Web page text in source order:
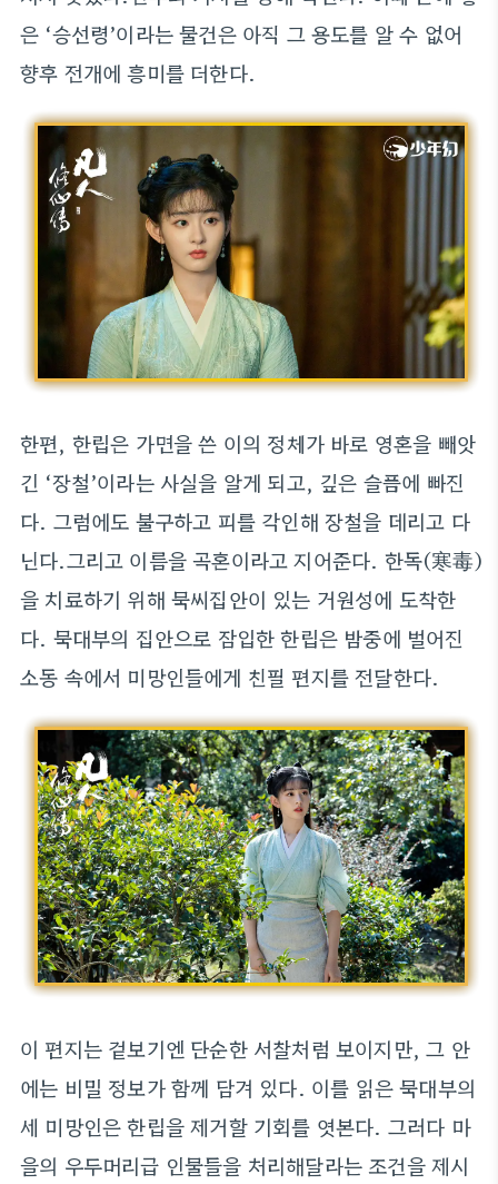
은 ‘승선령’이라는 물건은 아직 그 용도를 알 수 없어
향후 전개에 흥미를 더한다.
한편, 한립은 가면을 쓴 이의 정체가 바로 영혼을 빼앗
긴 ‘장철’이라는 사실을 알게 되고, 깊은 슬픔에 빠진
다. 그럼에도 불구하고 피를 각인해 장철을 데리고 다
닌다.그리고 이름을 곡혼이라고 지어준다. 한독(寒毒)
을 치료하기 위해 묵씨집안이 있는 거원성에 도착한
다. 묵대부의 집안으로 잠입한 한립은 밤중에 벌어진
소동 속에서 미망인들에게 친필 편지를 전달한다.
이 편지는 겉보기엔 단순한 서찰처럼 보이지만, 그 안
에는 비밀 정보가 함께 담겨 있다. 이를 읽은 묵대부의
세 미망인은 한립을 제거할 기회를 엿본다. 그러다 마
을의 우두머리급 인물들을 처리해달라는 조건을 제시